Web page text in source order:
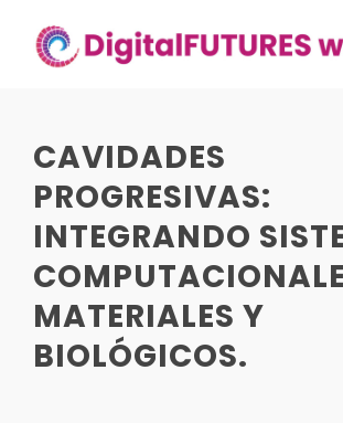
content
CAVIDADES
PROGRESIVAS:
INTEGRANDO
MATERIALES Y
BIOLÓGICOS.